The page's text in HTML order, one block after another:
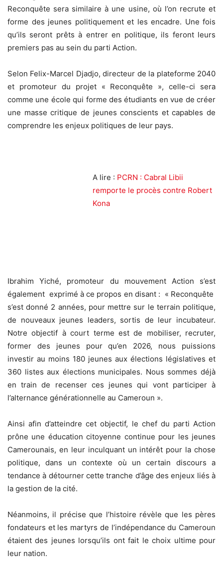
Reconquête sera similaire à une usine, où l’on recrute et
forme des jeunes politiquement et les encadre. Une fois
qu’ils seront prêts à entrer en politique, ils feront leurs
premiers pas au sein du parti Action.
Selon Felix-Marcel Djadjo, directeur de la plateforme 2040
et promoteur du projet « Reconquête », celle-ci sera
comme une école qui forme des étudiants en vue de créer
une masse critique de jeunes conscients et capables de
comprendre les enjeux politiques de leur pays.
A lire : PCRN : Cabral Libii
remporte le procès contre Robert
Kona
Ibrahim Yiché, promoteur du mouvement Action s’est
également exprimé à ce propos en disant : « Reconquête
s’est donné 2 années, pour mettre sur le terrain politique,
de nouveaux jeunes leaders, sortis de leur incubateur.
Notre objectif à court terme est de mobiliser, recruter,
former des jeunes pour qu’en 2026, nous puissions
investir au moins 180 jeunes aux élections législatives et
360 listes aux élections municipales. Nous sommes déjà
en train de recenser ces jeunes qui vont participer à
l’alternance générationnelle au Cameroun ».
Ainsi afin d’atteindre cet objectif, le chef du parti Action
prône une éducation citoyenne continue pour les jeunes
Camerounais, en leur inculquant un intérêt pour la chose
politique, dans un contexte où un certain discours a
tendance à détourner cette tranche d’âge des enjeux liés à
la gestion de la cité.
Néanmoins, il précise que l’histoire révèle que les pères
fondateurs et les martyrs de l’indépendance du Cameroun
étaient des jeunes lorsqu’ils ont fait le choix ultime pour
leur nation.